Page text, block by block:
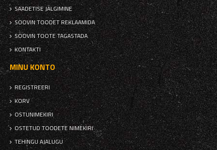
SAADETISE JÄLGIMINE
SOOVIN TOODET REKLAAMIDA
SOOVIN TOOTE TAGASTADA
KONTAKTI
MINU KONTO
REGISTREERI
KORV
OSTUNIMEKIRI
OSTETUD TOODETE NIMEKIRI
TEHINGU AJALUGU